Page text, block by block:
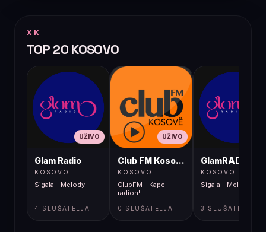
XK
TOP 20 KOSOVO
UŽIVO
Glam Radio
KOSOVO
Sigala - Melody
4 SLUŠATELJA
UŽIVO
Club FM Kosovë
KOSOVO
ClubFM - Kape
radion!
0 SLUŠATELJA
GlamRADIO
KOSOVO
Sigala - Melody
3 SLUŠATELJA